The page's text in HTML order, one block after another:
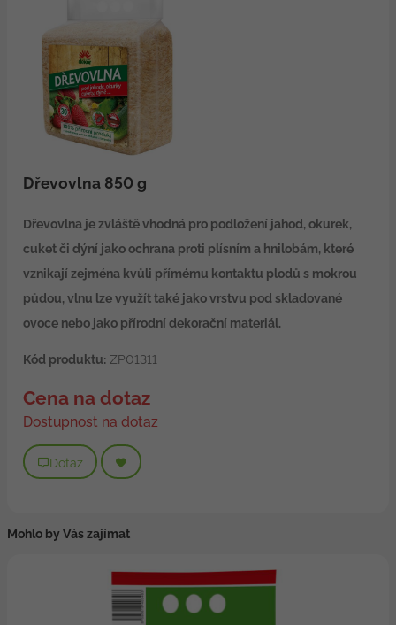
Dřevovlna 850 g
Dřevovlna je zvláště vhodná pro podložení jahod, okurek,
cuket či dýní jako ochrana proti plísním a hnilobám, které
vznikají zejména kvůli přímému kontaktu plodů s mokrou
půdou, vlnu lze využít také jako vrstvu pod skladované
ovoce nebo jako přírodní dekorační materiál.
Kód produktu:ZP01311
Cena na dotaz
Dostupnost na dotaz
Dotaz
Mohlo by Vás zajímat